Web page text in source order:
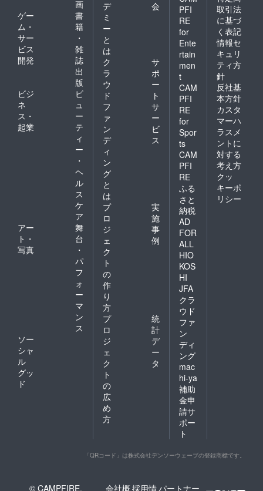
画
ゲー
ム・
サー
ビス
開発
書
籍
・
雑
誌
出
版
ビジ
ネ
ス・
起業
ビ
ュ
ー
テ
ィ
ー
・
ヘ
ル
ス
ケ
ア
アー
ト・
写真
舞
台
・
パ
フ
ォ
ー
マ
ン
ス
ソー
シャ
ル
グッ
ド
デ
ミ
ー
と
は
会
ク
ラ
ウ
ド
フ
ァ
ン
デ
ィ
ン
グ
と
は
サ
ポ
ー
ト
サ
ー
ビ
ス
プ
ロ
ジ
ェ
ク
ト
の
作
り
方
実
施
事
例
プ
ロ
ジ
ェ
ク
ト
の
広
め
方
統
計
デ
ー
タ
PFI
RE
for
Ente
rtain
men
t
CAM
PFI
RE
for
Spor
ts
CAM
PFI
RE
ふる
さと
納税
AD
FOR
ALL
HIO
KOS
HI
JFA
クラ
ウド
ファ
ン
ディ
ング
mac
hi-ya
補助
金申
請サ
ポー
ト
取引法
に基づ
く表記
情報セ
キュリ
ティ方
針
反社基
本方針
カスタ
マーハ
ラスメ
ントに
対する
考え方
クッ
キーポ
リシー
「QRコード」は株式会社デンソーウェーブの登録商標です。
© CAMPFIRE, 会社概採用情パートナー